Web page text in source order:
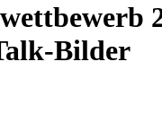
Bilder